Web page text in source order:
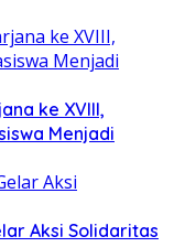
ke XVIII,
Menjadi
Aksi Solidaritas